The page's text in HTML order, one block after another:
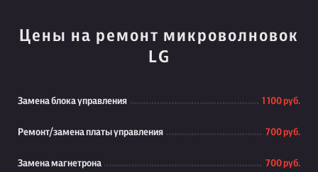
Цены на ремонт микроволновок
LG
Замена блока управления 1 100 руб.
Ремонт/замена платы управления 700 руб.
Замена магнетрона 700 руб.